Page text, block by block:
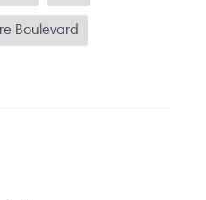
Boulevard